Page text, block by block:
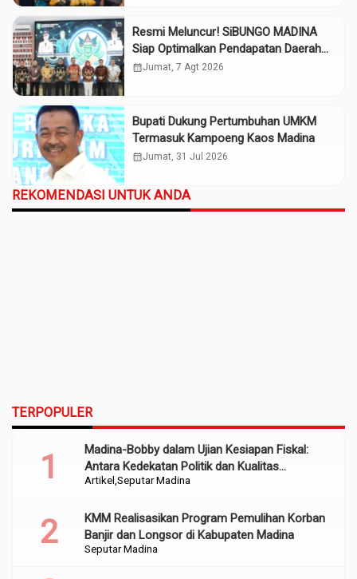
Resmi Meluncur! SiBUNGO MADINA
Siap Optimalkan Pendapatan Daerah
Madina
calendar_monthJumat, 7 Agt 2026
Bupati Dukung Pertumbuhan UMKM
Termasuk Kampoeng Kaos Madina
calendar_monthJumat, 31 Jul 2026
REKOMENDASI UNTUK ANDA
TERPOPULER
Artikel Seputar Madina
Madina-Bobby dalam Ujian Kesiapan Fiskal:
Antara Kedekatan Politik dan Kualitas
Perencanaan
Seputar Madina
KMM Realisasikan Program Pemulihan Korban
Banjir dan Longsor di Kabupaten Madina